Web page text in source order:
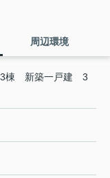
周辺環境
3棟 新築一戸建 3